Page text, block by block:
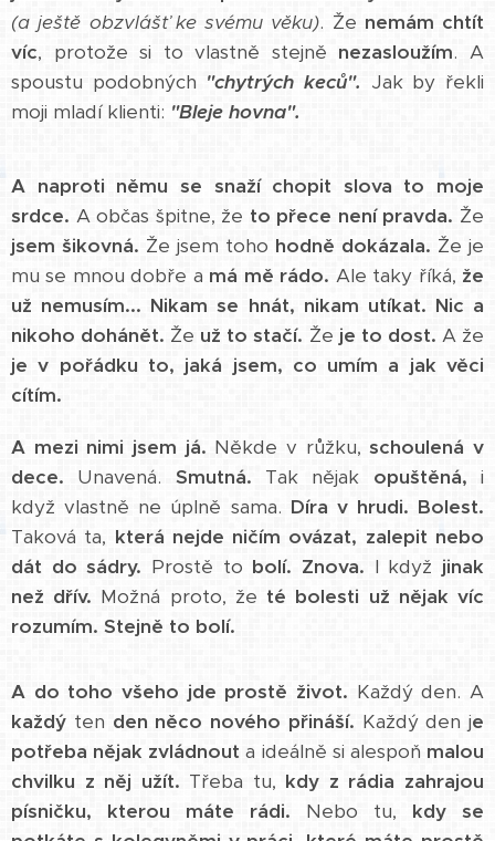
(a ještě obzvlášť ke svému věku). Že nemám chtít
víc, protože si to vlastně stejně nezasloužím. A
spoustu podobných "chytrých keců". Jak by řekli
moji mladí klienti: "Bleje hovna".
A naproti němu se snaží chopit slova to moje
srdce. A občas špitne, že to přece není pravda. Že
jsem šikovná. Že jsem toho hodně dokázala. Že je
mu se mnou dobře a má mě rádo. Ale taky říká, že
už nemusím... Nikam se hnát, nikam utíkat. Nic a
nikoho dohánět. Že už to stačí. Že je to dost. A že
je v pořádku to, jaká jsem, co umím a jak věci
cítím.
A mezi nimi jsem já. Někde v růžku,schoulená v
dece. Unavená. Smutná. Tak nějak opuštěná, i
když vlastně ne úplně sama. Díra v hrudi. Bolest.
Taková ta, která nejde ničím ovázat, zalepit nebo
dát do sádry. Prostě to bolí. Znova. I když jinak
než dřív. Možná proto, že té bolesti už nějak víc
rozumím. Stejně to bolí.
A do toho všeho jde prostě život. Každý den. A
každý ten den něco nového přináší. Každý den je
potřeba nějak zvládnout a ideálně si alespoň malou
chvilku z něj užít. Třeba tu, kdy z rádia zahrajou
písničku, kterou máte rádi. Nebo tu, kdy se